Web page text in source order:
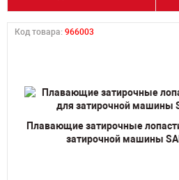
Код товара: 966003
Плавающие затирочные
затирочной машины